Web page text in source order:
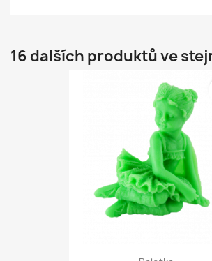
16 dalších produktů ve